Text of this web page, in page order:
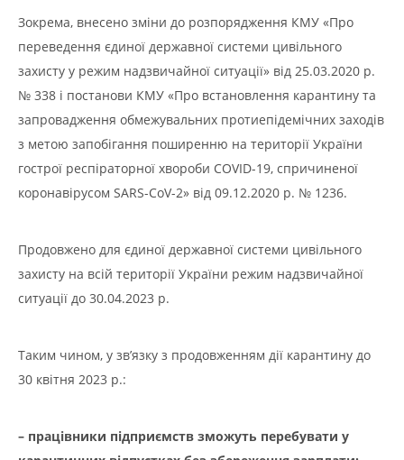
Зокрема, внесено зміни до розпорядження КМУ «Про
переведення єдиної державної системи цивільного
захисту у режим надзвичайної ситуації» від 25.03.2020 р.
№ 338 і постанови КМУ «Про встановлення карантину та
запровадження обмежувальних протиепідемічних заходів
з метою запобігання поширенню на території України
гострої респіраторної хвороби COVID-19, спричиненої
коронавірусом SARS-CoV-2» від 09.12.2020 р. № 1236.
Продовжено для єдиної державної системи цивільного
захисту на всій території України режим надзвичайної
ситуації до 30.04.2023 р.
Таким чином, у зв’язку з продовженням дії карантину до
30 квітня 2023 р.:
– працівники підприємств зможуть перебувати у